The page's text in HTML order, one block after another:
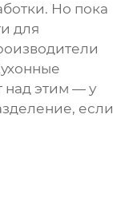
Но пока
для
над этим — у
если